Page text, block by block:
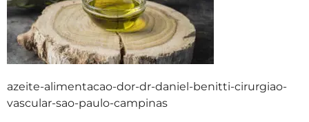
azeite-alimentacao-dor-dr-daniel-benitti-cirurgiao-
vascular-sao-paulo-campinas